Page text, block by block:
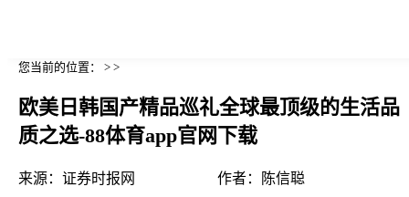
您当前的位置： > >
欧美日韩国产精品巡礼全球最顶级的生活品
质之选-88体育app官网下载
来源： 证券时报网 作者：
陈信聪